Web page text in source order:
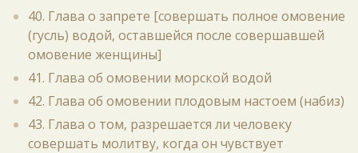
40. Глава о запрете [совершать полное омовение
(гусль) водой, оставшейся после совершавшей
омовение женщины]
41. Глава об омовении морской водой
42. Глава об омовении плодовым настоем (набиз)
43. Глава о том, разрешается ли человеку
совершать молитву, когда он чувствует